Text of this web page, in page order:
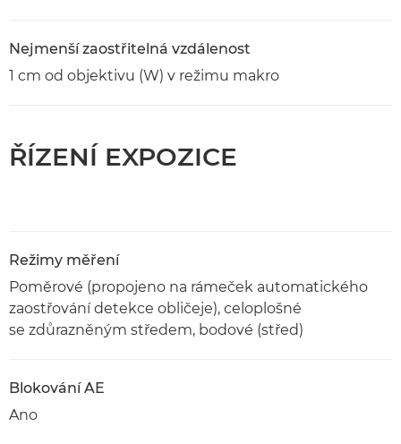
Nejmenší zaostřitelná vzdálenost
1 cm od objektivu (W) v režimu makro
ŘÍZENÍ EXPOZICE
Režimy měření
Poměrové (propojeno na rámeček automatického
zaostřování detekce obličeje), celoplošné
se zdůrazněným středem, bodové (střed)
Blokování AE
Ano